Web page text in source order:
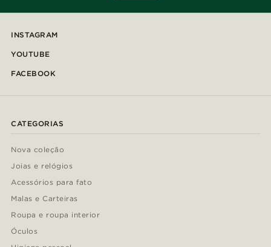
INSTAGRAM
YOUTUBE
FACEBOOK
CATEGORIAS
Nova coleção
Joias e relógios
Acessórios para fato
Malas e Carteiras
Roupa e roupa interior
Óculos